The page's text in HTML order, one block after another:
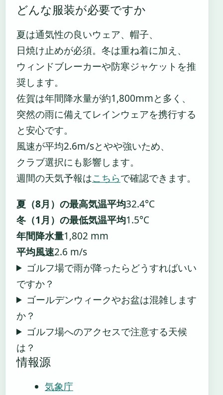
どんな服装が必要ですか
夏は通気性の良いウェア、帽子、
日焼け止めが必須。冬は重ね着に加え、
ウィンドブレーカーや防寒ジャケットを推
奨します。
佐賀は年間降水量が約1,800mmと多く、
突然の雨に備えてレインウェアを携行する
と安心です。
風速が平均2.6m/sとやや強いため、
クラブ選択にも影響します。
週間の天気予報はこちらで確認できます。
夏（8月）の最高気温平均32.4°C
冬（1月）の最低気温平均1.5°C
年間降水量1,802 mm
平均風速2.6 m/s
ゴルフ場で雨が降ったらどうすればいい
ですか？
ゴールデンウィークやお盆は混雑します
か？
ゴルフ場へのアクセスで注意する天候
は？
情報源
気象庁